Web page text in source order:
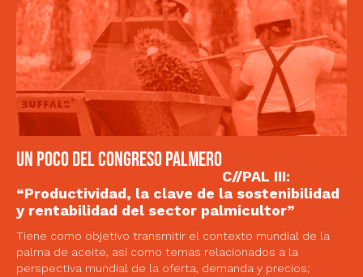
un poco del Congreso palmero
C//PAL III:
“Productividad, la clave de la sostenibilidad
y rentabilidad del sector palmicultor”
Tiene como objetivo transmitir el contexto mundial de la
palma de aceite, así como temas relacionados a la
perspectiva mundial de la oferta, demanda y precios;